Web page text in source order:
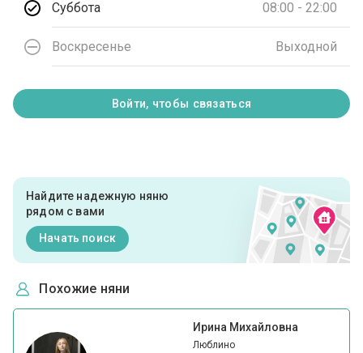
Суббота 08:00 - 22:00
Воскресенье Выходной
Войти, чтобы связаться
Найдите надежную няню
рядом с вами
Начать поиск
Похожие няни
Ирина Михайловна
Люблино